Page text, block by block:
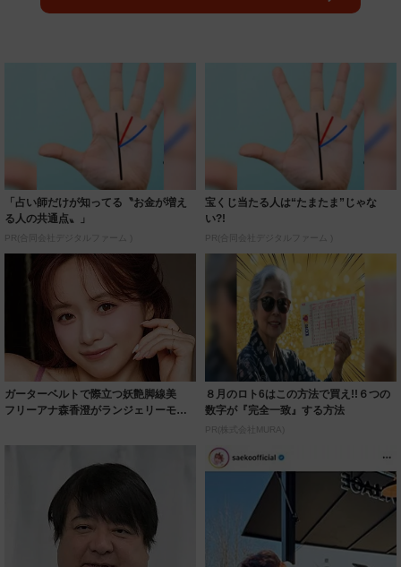
「占い師だけが知ってる〝お金が増え
る人の共通点〟」
PR(合同会社デジタルファーム )
宝くじ当たる人は“たまたま”じゃな
い?!
PR(合同会社デジタルファーム )
ガーターベルトで際立つ妖艶脚線美
フリーアナ森香澄がランジェリーモデ
８月のロト6はこの方法で買え!!６つの
数字が『完全一致』する方法
PR(株式会社MURA)